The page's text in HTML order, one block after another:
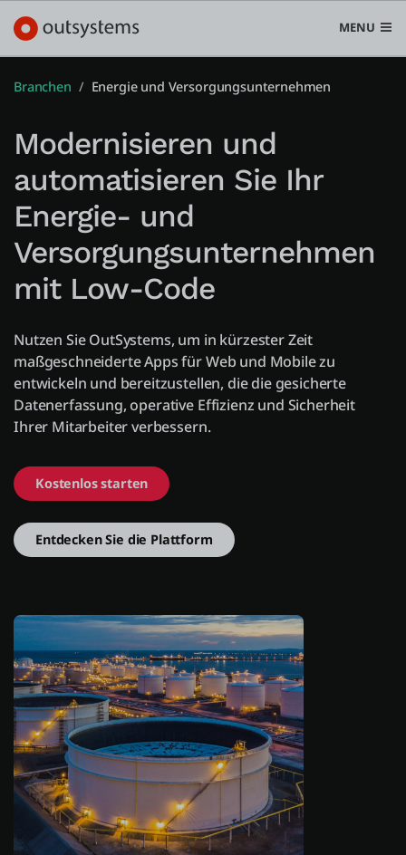
MENU
Plattform
Use Cases
Entwickler
Über uns
Kostenlos testen
Vertrieb kontaktieren
Deutsch
Search in OutSystems
Branchen Energie und Versorgungsunternehmen
Modernisieren und
automatisieren Sie Ihr
Energie- und
Versorgungsunternehmen
mit Low-Code
Nutzen Sie OutSystems, um in kürzester Zeit
maßgeschneiderte Apps für Web und Mobile zu
entwickeln und bereitzustellen, die die gesicherte
Datenerfassung, operative Effizienz und Sicherheit
Ihrer Mitarbeiter verbessern.
Kostenlos starten
Entdecken Sie die Plattform